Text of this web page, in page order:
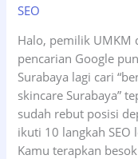
SEO
Halo, pemilik UMKM
pencarian Google
Surabaya lagi cari
skincare Surabaya”
sudah rebut posisi
ikuti 10 langkah SEO
Kamu terapkan